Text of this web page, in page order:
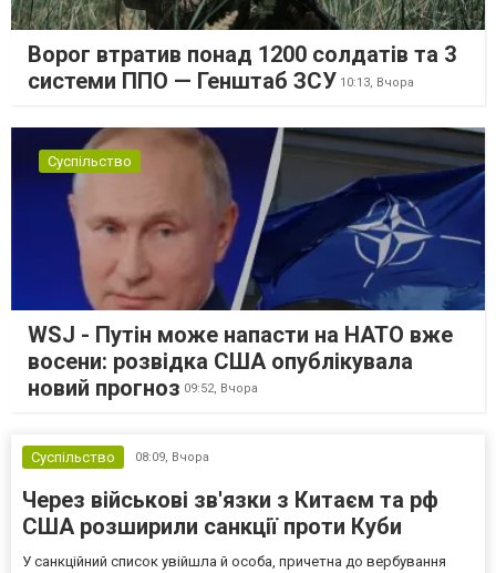
Ворог втратив понад 1200 солдатів та 3
системи ППО — Генштаб ЗСУ 10:13, Вчора
Суспільство
WSJ - Путін може напасти на НАТО вже
восени: розвідка США опублікувала
новий прогноз 09:52, Вчора
Суспільство 08:09, Вчора
Через військові зв'язки з Китаєм та рф
США розширили санкції проти Куби
У санкційний список увійшла й особа, причетна до вербування